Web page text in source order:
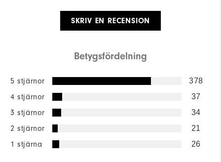
SKRIV EN RECENSION
Betygsfördelning
5 stjärnor 378
4 stjärnor 37
3 stjärnor 34
2 stjärnor 21
1 stjärna 26